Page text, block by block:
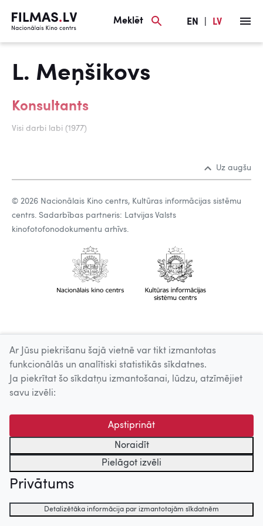
Meklēt EN LV
L. Meņšikovs
Konsultants
Visi darbi labi (1977)
Uz augšu
© 2026 Nacionālais Kino centrs, Kultūras informācijas sistēmu
centrs. Sadarbības partneris: Latvijas Valsts
kinofotofonodokumentu arhīvs.
Ar Jūsu piekrišanu šajā vietnē var tikt izmantotas
funkcionālās un analītiski statistikās sīkdatnes.
Ja piekrītat šo sīkdatņu izmantošanai, lūdzu, atzīmējiet
savu izvēli:
Apstiprināt
Noraidīt
Pielāgot izvēli
Privātums
Detalizētāka informācija par izmantotajām sīkdatnēm